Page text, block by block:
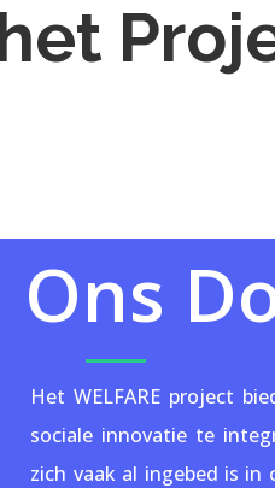
Ons
Het WELFARE project
sociale innovatie te
zich vaak al ingebed is in